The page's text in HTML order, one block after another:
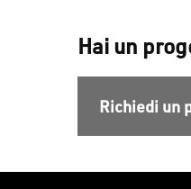
Hai un
Richiedi un